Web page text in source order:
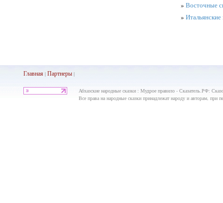
» Восточные
»
Главная| Партнеры|
Абхазские народные сказки : Мудрое правило - Сказатель.РФ:
Все права на народные сказки принадлежат народу и авторам, при